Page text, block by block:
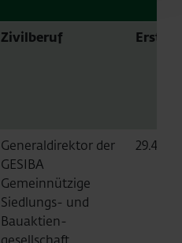
Zivilberuf
Generaldirektor der
GESIBA
Gemeinnützige
Siedlungs- und
Bauaktien-